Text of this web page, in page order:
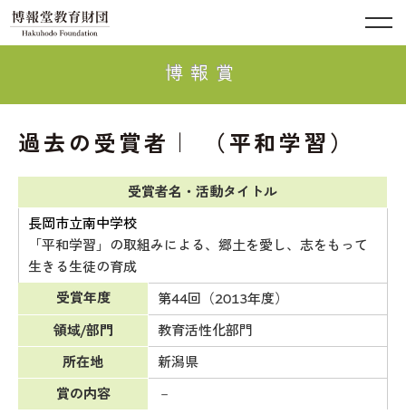
博報賞
過去の受賞者｜ （平和学習）
受賞者名・活動タイトル
長岡市立南中学校
「平和学習」の取組みによる、郷土を愛し、志をもって
生きる生徒の育成
受賞年度
第44回（2013年度）
領域/部門
教育活性化部門
所在地
新潟県
賞の内容
－